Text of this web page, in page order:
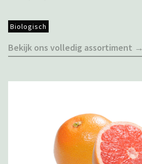
Biologisch
Bekijk ons volledig assortiment →